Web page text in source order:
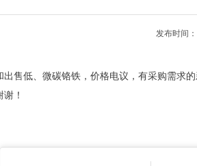
发布时间
出售低、微碳铬铁，价格电议，有采购需求
！